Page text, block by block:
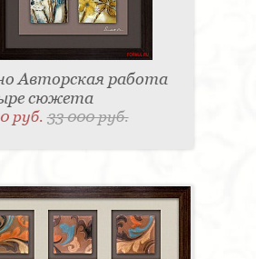
Авторская работа
сюжета
руб.33 000 руб.